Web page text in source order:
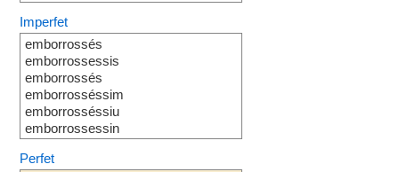
Imperfet
emborrossés
emborrossessis
emborrossés
emborrosséssim
emborrosséssiu
emborrossessin
Perfet